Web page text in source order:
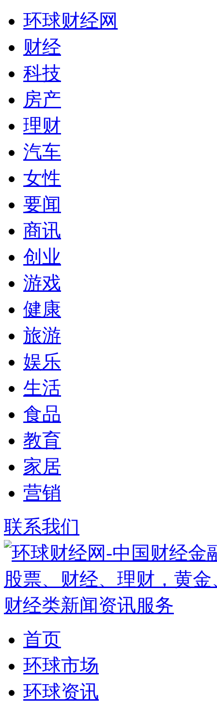
环球财经网
财经
科技
房产
理财
汽车
女性
要闻
商讯
创业
游戏
健康
旅游
娱乐
生活
食品
教育
家居
营销
联系我们
首页
环球市场
环球资讯